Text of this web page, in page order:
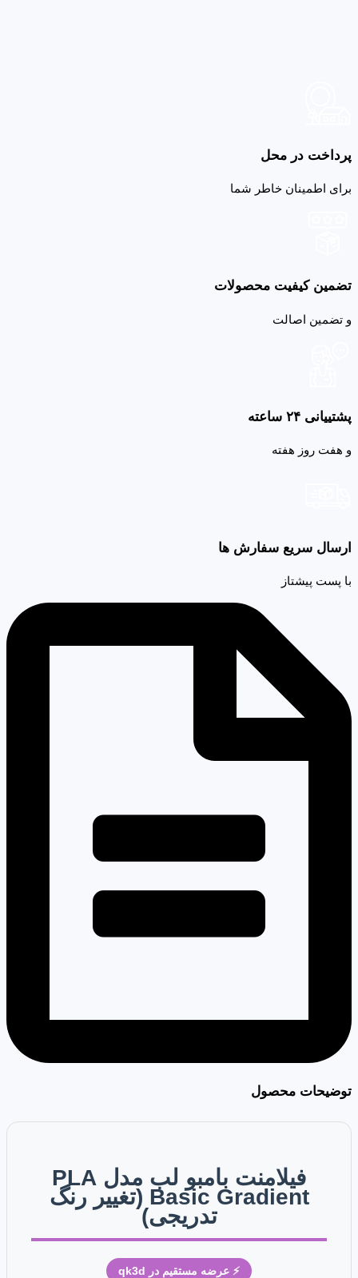
پرداخت در محل
برای اطمینان خاطر شما
تضمین کیفیت محصولات
و تضمین اصالت
پشتییانی ۲۴ ساعته
و هفت روز هفته
ارسال سریع سفارش ها
با پست پیشتاز
توضیحات محصول
فیلامنت بامبو لب مدل PLA
Basic Gradient (تغییر رنگ
تدریجی)
⚡ عرضه مستقیم در qk3d